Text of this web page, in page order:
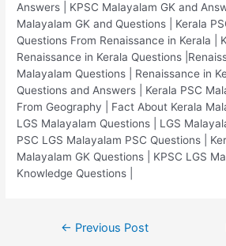
Answers | KPSC Malayalam GK and
Malayalam GK and Questions | Kerala
Questions From Renaissance in Kerala |
Renaissance in Kerala Questions
Malayalam Questions | Renaissance in
Questions and Answers | Kerala PSC
From Geography | Fact About Kerala
LGS Malayalam Questions | LGS
PSC LGS Malayalam PSC Questions |
Malayalam GK Questions | KPSC LGS
Knowledge Questions |
← Previous Post